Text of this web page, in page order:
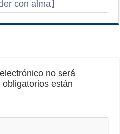
con alma】
no será
obligatorios están